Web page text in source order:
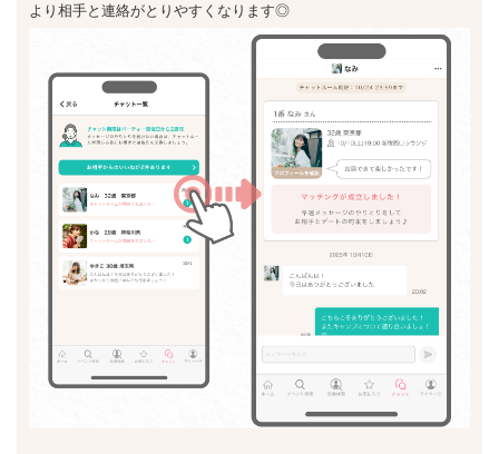
より相手と連絡がとりやすくなります◎